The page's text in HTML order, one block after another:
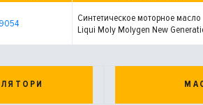
9054
Синтетическое моторное масло
Liqui Moly Molygen New